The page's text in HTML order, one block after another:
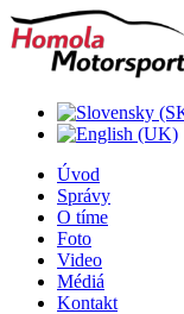
Úvod
Správy
O tíme
Foto
Video
Médiá
Kontakt